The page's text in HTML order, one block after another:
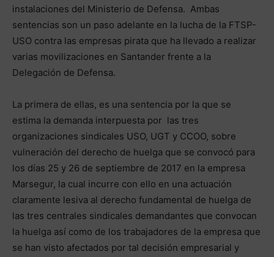
instalaciones del Ministerio de Defensa. Ambas
sentencias son un paso adelante en la lucha de la FTSP-
USO contra las empresas pirata que ha llevado a realizar
varias movilizaciones en Santander frente a la
Delegación de Defensa.
La primera de ellas, es una sentencia por la que se
estima la demanda interpuesta por las tres
organizaciones sindicales USO, UGT y CCOO, sobre
vulneración del derecho de huelga que se convocó para
los días 25 y 26 de septiembre de 2017 en la empresa
Marsegur, la cual incurre con ello en una actuación
claramente lesiva al derecho fundamental de huelga de
las tres centrales sindicales demandantes que convocan
la huelga así como de los trabajadores de la empresa que
se han visto afectados por tal decisión empresarial y